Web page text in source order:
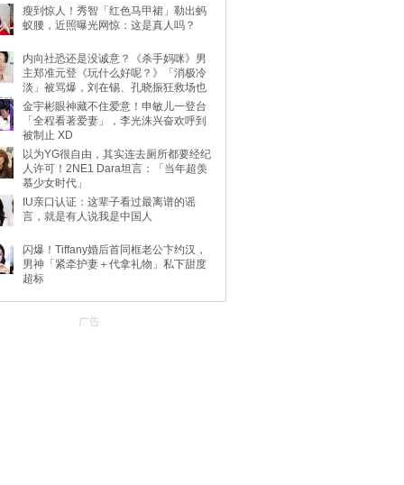
瘦到惊人！秀智「红色马甲裙」勒出蚂
蚁腰，近照曝光网惊：这是真人吗？
内向社恐还是没诚意？《杀手妈咪》男
主郑准元登《玩什么好呢？》「消极冷
淡」被骂爆，刘在锡、孔晓振狂救场也
动
金宇彬眼神藏不住爱意！申敏儿一登台
「全程看著爱妻」，李光洙兴奋欢呼到
被制止 XD
以为YG很自由，其实连去厕所都要经纪
人许可！2NE1 Dara坦言：「当年超羡
慕少女时代」
IU亲口认证：这辈子看过最离谱的谣
言，就是有人说我是中国人
闪爆！Tiffany婚后首同框老公卞约汉，
男神「紧牵护妻＋代拿礼物」私下甜度
超标
广告